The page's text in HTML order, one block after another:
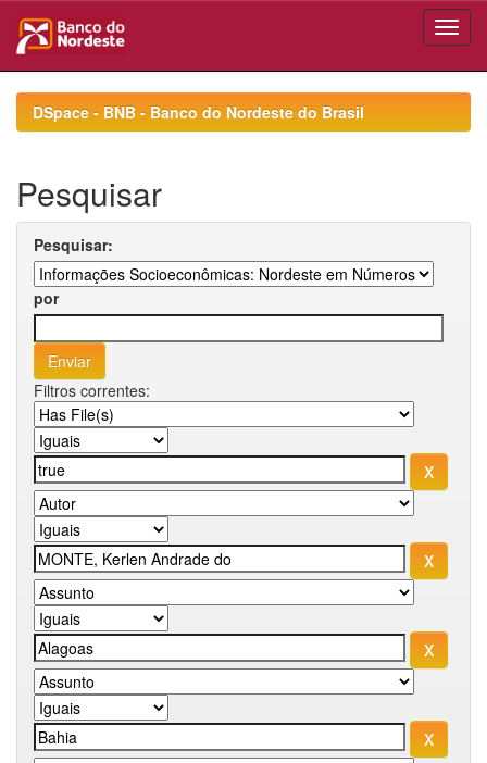
navigationDSpace - BNB - Banco do Nordeste do Brasil
Pesquisar
Pesquisar:
por
Filtros correntes: